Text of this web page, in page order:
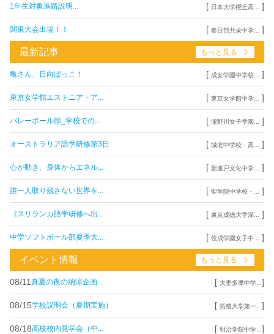
1年生対象進路説明... [ 日本大学櫻丘高... ]
関東大会出場！！ [ 春日部共栄中学... ]
最新記事 もっと見る
亀さん、日向ぼっこ！ [ 成女学園中学校... ]
東京女学館エストニア・ア... [ 東京女学館中学... ]
バレーボール部_学校での... [ 瀧野川女子学園... ]
オーストラリア語学研修第3日 [ 城北中学校・高... ]
心が動き、身体からエネル... [ 新渡戸文化中学... ]
誰一人取り残さない世界を... [ 聖学院中学校・... ]
《スリランカ語学研修へ出... [ 東京成徳大学深... ]
中学ソフトボール部夏季大... [ 佼成学園女子中... ]
イベント情報 もっと見る
08/11 真夏の夜の納涼企画... [ 大妻多摩中学... ]
08/15学校説明会（夏期実施） [ 拓殖大学第一... ]
08/18高校校内見学会（中... [ 明治学院中学... ]